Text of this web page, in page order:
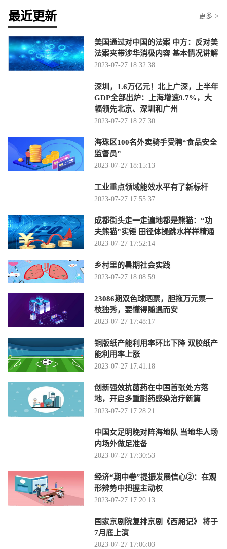
最近更新 更多 >
美国通过对中国的法案 中方：反对美
法案夹带涉华消极内容 基本情况讲解
2023-07-27 18:32:38
深圳，1.6万亿元！北上广深，上半年
GDP全部出炉：上海增速9.7%，大
幅领先北京、深圳和广州
2023-07-27 18:27:30
海珠区100名外卖骑手受聘“食品安全
监督员”
2023-07-27 18:15:13
工业重点领域能效水平有了新标杆
2023-07-27 17:55:37
成都街头走一走遍地都是熊猫：“功
夫熊猫”实锤 田径体操跳水样样精通
2023-07-27 17:52:14
乡村里的暑期社会实践
2023-07-27 18:08:59
23086期双色球晒票，胆拖万元票一
枝独秀，要懂得随遇而安
2023-07-27 17:48:17
铜版纸产能利用率环比下降 双胶纸产
能利用率上涨
2023-07-27 17:41:18
创新强效抗菌药在中国首张处方落
地，开启多重耐药感染治疗新篇
2023-07-27 17:28:21
中国女足明晚对阵海地队 当地华人场
内场外做足准备
2023-07-27 17:30:53
经济“期中卷”提振发展信心②：在观
形辨势中把握主动权
2023-07-27 17:20:13
国家京剧院复排京剧《西厢记》 将于
7月底上演
2023-07-27 17:06:03